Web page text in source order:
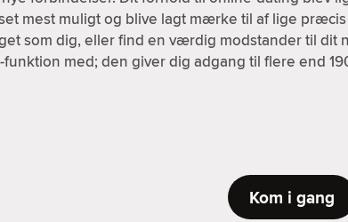
mest muligt og blive lagt mærke til af lige
som dig, eller find en værdig modstander til
funktion med; den giver dig adgang til flere end
Kom i gang